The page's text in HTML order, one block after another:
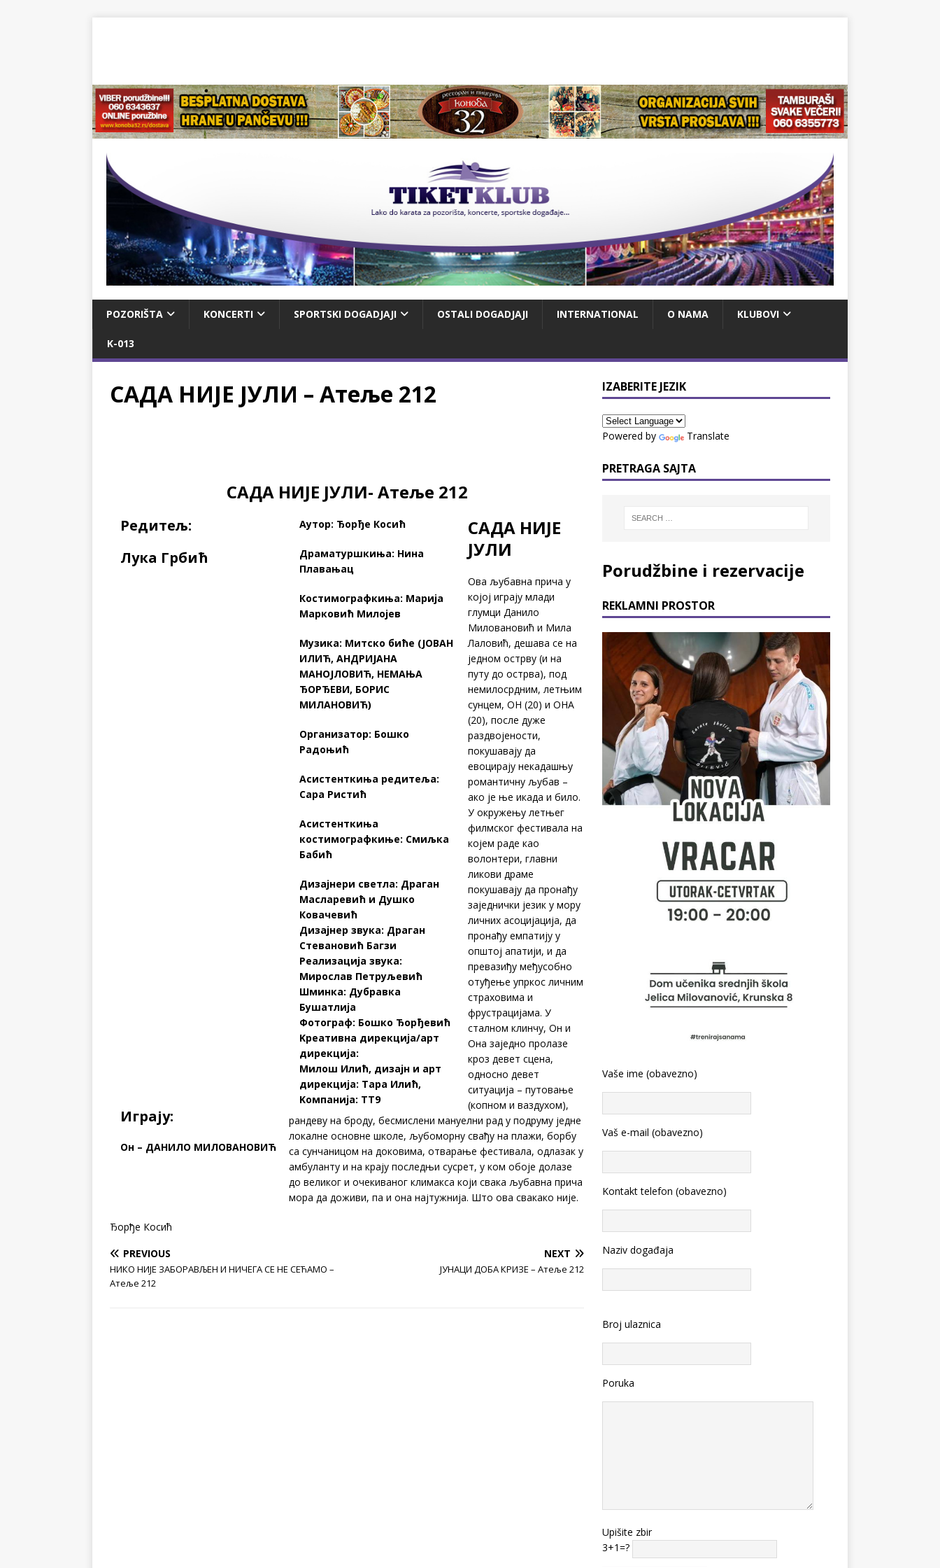
POZORIŠTA KONCERTI SPORTSKI DOGADJAJI OSTALI DOGADJAJI INTERNATIONAL O NAMA KLUBOVI
K-013
САДА НИЈЕ ЈУЛИ – Атеље 212
САДА НИЈЕ ЈУЛИ- Атеље 212
Редитељ:
Лука Грбић
Аутор: Ђорђе Косић
Драматуршкиња: Нина
Плавањац
Костимографкиња: Марија
Марковић Милојев
Музика: Митско биће (ЈОВАН
ИЛИЋ, АНДРИЈАНА
МАНОЈЛОВИЋ, НЕМАЊА
ЂОРЂЕВИ, БОРИС
МИЛАНОВИЋ)
Организатор: Бошко
Радоњић
Асистенткиња редитеља:
Сара Ристић
Асистенткиња
костимографкиње: Смиљка
Бабић
Дизајнери светла: Драган
Масларевић и Душко
Ковачевић
Дизајнер звука: Драган
Стевановић Багзи
Реализација звука:
Мирослав Петруљевић
Шминка: Дубравка
Бушатлија
Фотограф: Бошко Ђорђевић
Kреативна дирекција/арт
дирекција:
Милош Илић, дизајн и арт
дирекција: Тара Илић,
Kомпанија: ТТ9
Играју:
Он – ДАНИЛО МИЛОВАНОВИЋ
САДА НИЈЕ
ЈУЛИ
Ова љубавна прича у
којој играју млади
глумци Данило
Миловановић и Мила
Лаловић, дешава се на
једном острву (и на
путу до острва), под
немилосрдним, летњим
сунцем, ОН (20) и ОНА
(20), после дуже
раздвојености,
покушавају да
евоцирају некадашњу
романтичну љубав –
ако је ње икада и било.
У окружењу летњег
филмског фестивала на
којем раде као
волонтери, главни
ликови драме
покушавају да пронађу
заједнички језик у мору
личних асоцијација, да
пронађу емпатију у
општој апатији, и да
превазиђу међусобно
отуђење упркос личним
страховима и
фрустрацијама. У
сталном клинчу, Он и
Она заједно пролазе
кроз девет сцена,
односно девет
ситуација – путовање
(копном и ваздухом),
рандеву на броду, бесмислени мануелни рад у подруму једне
локалне основне школе, љубоморну свађу на плажи, борбу
са сунчаницом на доковима, отварање фестивала, одлазак у
амбуланту и на крају последњи сусрет, у ком обоје долазе
до великог и очекиваног климакса који свака љубавна прича
мора да доживи, па и она најтужнија. Што ова свакако није.
Ђорђе Косић
PREVIOUS
НИКО НИЈЕ ЗАБОРАВЉЕН И НИЧЕГА СЕ НЕ СЕЋАМО –
Атеље 212
NEXT
ЈУНАЦИ ДОБА КРИЗЕ – Атеље 212
IZABERITE JEZIK
Powered by Translate
PRETRAGA SAJTA
Porudžbine i rezervacije
REKLAMNI PROSTOR
Vaše ime (obavezno)
Vaš e-mail (obavezno)
Kontakt telefon (obavezno)
Naziv događaja
Broj ulaznica
Poruka
Upišite zbir
3+1=?